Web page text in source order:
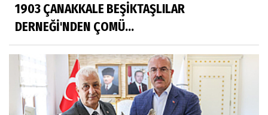
1903 ÇANAKKALE BEŞİKTAŞLILAR
DERNEĞİ'NDEN ÇOMÜ...